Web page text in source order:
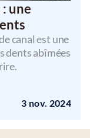
une
canal est une
dents abîmées
3 nov. 2024